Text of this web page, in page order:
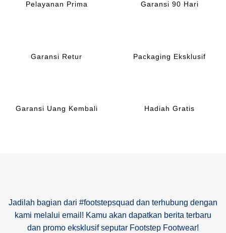
Pelayanan Prima Garansi 90 Hari
Garansi Retur Packaging Eksklusif
Garansi Uang Kembali Hadiah Gratis
Jadilah bagian dari #footstepsquad dan terhubung dengan
kami melalui email! Kamu akan dapatkan berita terbaru
dan promo eksklusif seputar Footstep Footwear!